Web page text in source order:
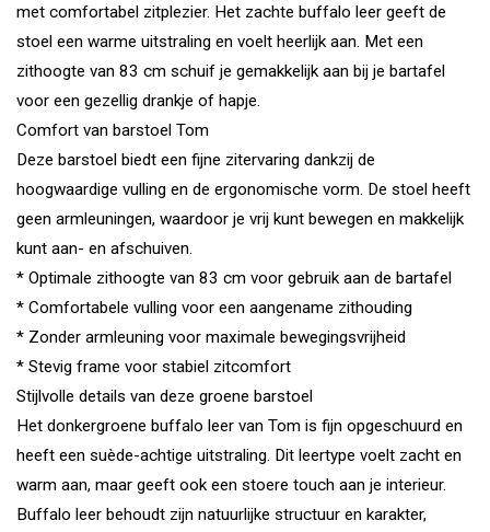
met comfortabel zitplezier. Het zachte buffalo leer geeft de
stoel een warme uitstraling en voelt heerlijk aan. Met een
zithoogte van 83 cm schuif je gemakkelijk aan bij je bartafel
voor een gezellig drankje of hapje.
Comfort van barstoel Tom
Deze barstoel biedt een fijne zitervaring dankzij de
hoogwaardige vulling en de ergonomische vorm. De stoel heeft
geen armleuningen, waardoor je vrij kunt bewegen en makkelijk
kunt aan- en afschuiven.
* Optimale zithoogte van 83 cm voor gebruik aan de bartafel
* Comfortabele vulling voor een aangename zithouding
* Zonder armleuning voor maximale bewegingsvrijheid
* Stevig frame voor stabiel zitcomfort
Stijlvolle details van deze groene barstoel
Het donkergroene buffalo leer van Tom is fijn opgeschuurd en
heeft een suède-achtige uitstraling. Dit leertype voelt zacht en
warm aan, maar geeft ook een stoere touch aan je interieur.
Buffalo leer behoudt zijn natuurlijke structuur en karakter,